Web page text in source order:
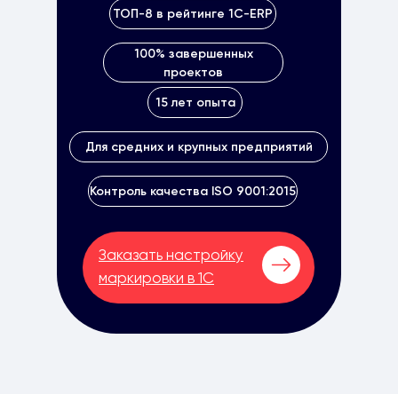
Заказать настройку
маркировки в 1С
Контроль качества ISO 9001:2015
100% завершенных
проектов
15 лет опыта
ТОП-8 в рейтинге 1С-ERP
Для средних и крупных предприятий